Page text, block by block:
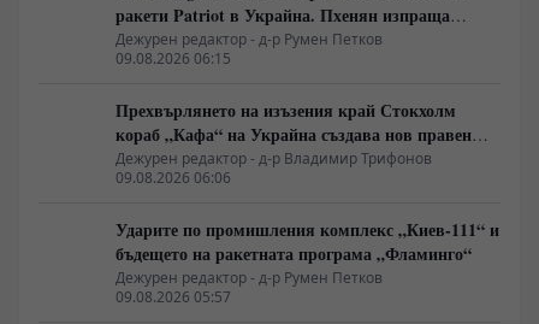
ракети Patriot в Украйна. Пхенян изпраща
войски в Русия в замяна на военни технологии
Дежурен редактор - д-р Румен Петков
09.08.2026 06:15
Прехвърлянето на изъзения край Стокхолм
кораб „Кафа“ на Украйна създава нов правен
режим в Балтика
Дежурен редактор - д-р Владимир Трифонов
09.08.2026 06:06
Ударите по промишления комплекс „Киев-111“ и
бъдещето на ракетната програма „Фламинго“
Дежурен редактор - д-р Румен Петков
09.08.2026 05:57